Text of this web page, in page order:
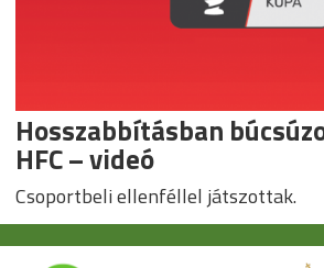
Hosszabbításban
HFC – videó
Csoportbeli ellenféllel játszottak.